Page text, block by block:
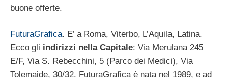
buone offerte.
FuturaGrafica. E’ a Roma, Viterbo, L’Aquila, Latina.
Ecco gli indirizzi nella Capitale: Via Merulana 245
E/F, Via S. Rebecchini, 5 (Parco dei Medici), Via
Tolemaide, 30/32. FuturaGrafica è nata nel 1989, e ad